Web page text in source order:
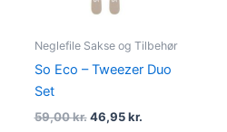
Neglefile Sakse og Tilbehør
So Eco – Tweezer Duo
Set
59,00kr. 46,95kr.